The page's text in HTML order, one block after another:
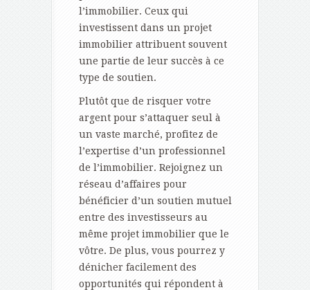
l’immobilier. Ceux qui
investissent dans un projet
immobilier attribuent souvent
une partie de leur succès à ce
type de soutien.
Plutôt que de risquer votre
argent pour s’attaquer seul à
un vaste marché, profitez de
l’expertise d’un professionnel
de l’immobilier. Rejoignez un
réseau d’affaires pour
bénéficier d’un soutien mutuel
entre des investisseurs au
même projet immobilier que le
vôtre. De plus, vous pourrez y
dénicher facilement des
opportunités qui répondent à